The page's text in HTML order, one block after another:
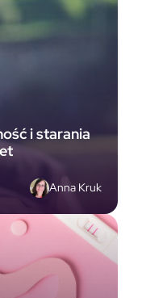
i starania
Anna Kruk